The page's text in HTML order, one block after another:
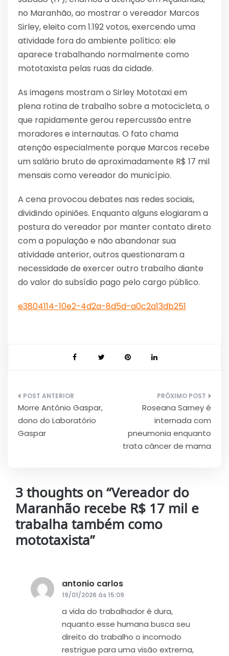
no Maranhão, ao mostrar o vereador Marcos
Sirley, eleito com 1.192 votos, exercendo uma
atividade fora do ambiente político: ele
aparece trabalhando normalmente como
mototaxista pelas ruas da cidade.
As imagens mostram o Sirley Mototaxi em
plena rotina de trabalho sobre a motocicleta, o
que rapidamente gerou repercussão entre
moradores e internautas. O fato chama
atenção especialmente porque Marcos recebe
um salário bruto de aproximadamente R$ 17 mil
mensais como vereador do município.
A cena provocou debates nas redes sociais,
dividindo opiniões. Enquanto alguns elogiaram a
postura do vereador por manter contato direto
com a população e não abandonar sua
atividade anterior, outros questionaram a
necessidade de exercer outro trabalho diante
do valor do subsídio pago pelo cargo público.
e3804114-10e2-4d2a-8d5d-a0c2a13db251
Navegação
de
Post
Morre Antônio Gaspar,
dono do Laboratório
Gaspar
Roseana Sarney é
internada com
pneumonia enquanto
trata câncer de mama
3 thoughts on “Vereador do
Maranhão recebe R$ 17 mil e
trabalha também como
mototaxista”
antonio carlos
19/01/2026 às 15:09
a vida do trabalhador é dura,
nquanto esse humana busca seu
direito do trabalho o incomodo
restrigue para uma visão extrema,